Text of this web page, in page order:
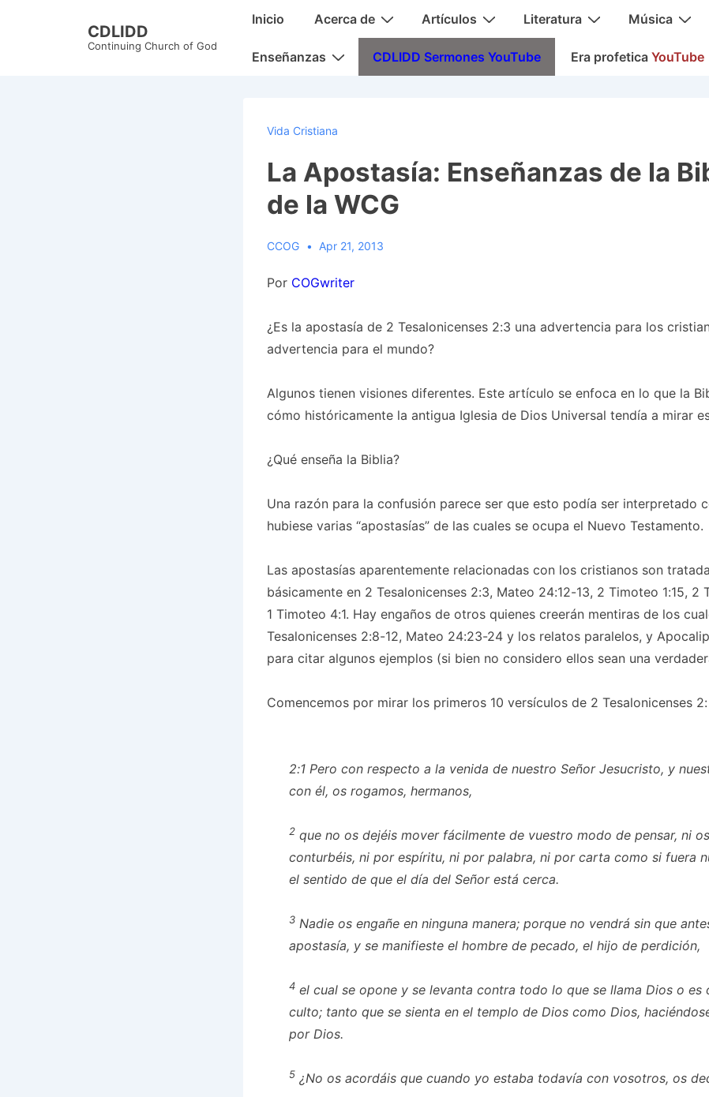
CDLIDD
Continuing Church of God
MainInicio Acerca de Artículos Literatura Música
Enseñanzas CDLIDD Sermones YouTube Era profetica YouTube
Vida Cristiana
La Apostasía: Enseñanzas de la
de la WCG
CCOG Apr 21, 2013
Por COGwriter
¿Es la apostasía de 2 Tesalonicenses 2:3 una advertencia para los
advertencia para el mundo?
Algunos tienen visiones diferentes. Este artículo se enfoca en lo que la
cómo históricamente la antigua Iglesia de Dios Universal tendía a mirar
¿Qué enseña la Biblia?
Una razón para la confusión parece ser que esto podía ser interpretado
hubiese varias “apostasías” de las cuales se ocupa el Nuevo Testamento.
Las apostasías aparentemente relacionadas con los cristianos son
básicamente en 2 Tesalonicenses 2:3, Mateo 24:12-13, 2 Timoteo 1:15, 2
1 Timoteo 4:1. Hay engaños de otrosquienes creerán mentiras de los
Tesalonicenses 2:8-12, Mateo 24:23-24 y los relatos paralelos, y
para citar algunos ejemplos (si bien no considero ellos sean una
Comencemos por mirar los primeros 10 versículos de 2 Tesalonicenses 2:
2:1Pero con respecto a la venida de nuestro Señor Jesucristo, y
con él, os rogamos, hermanos,
2que no os dejéis mover fácilmente de vuestro modo de pensar, ni os
conturbéis, ni por espíritu, ni por palabra, ni por carta como si fuera
el sentido de que el día del Señor está cerca.
3Nadie os engañe en ninguna manera; porque no vendrá sin que
apostasía, y se manifieste el hombre de pecado, el hijo de perdición,
4el cual se opone y se levanta contra todo lo que se llama Dios o es
culto; tanto que se sienta en el templo de Dios como Dios,
por Dios.
5 ¿No os acordáis que cuando yo estaba todavía con vosotros, os